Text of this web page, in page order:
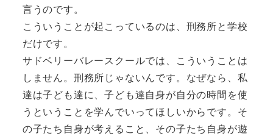
言うのです。
こういうことが起こっているのは、刑務所と学校
だけです。
サドベリーバレースクールでは、こういうことは
しません。刑務所じゃないんです。なぜなら、私
達は子ども達に、子ども達自身が自分の時間を使
うということを学んでいってほしいからです。そ
の子たち自身が考えること、その子たち自身が遊